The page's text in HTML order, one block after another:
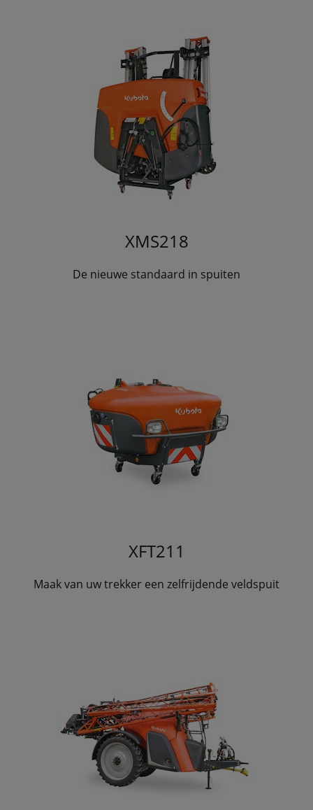
XMS218
De nieuwe standaard in spuiten
XFT211
Maak van uw trekker een zelfrijdende veldspuit